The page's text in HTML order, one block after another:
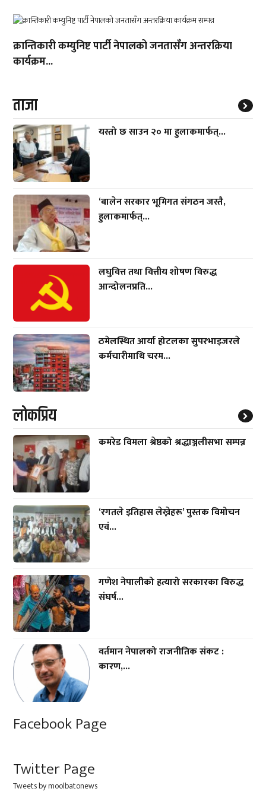
क्रान्तिकारी कम्युनिष्ट पार्टी नेपालको जनतासँग अन्तरक्रिया
कार्यक्रम...
ताजा
यस्तो छ साउन २० मा हुलाकमार्फत्...
‘बालेन सरकार भूमिगत संगठन जस्तै,
हुलाकमार्फत्...
लघुवित्त तथा वित्तीय शोषण विरुद्ध
आन्दोलनप्रति...
ठमेलस्थित आर्या होटलका सुपरभाइजरले
कर्मचारीमाथि चरम...
लाेकप्रिय
कमरेड विमला श्रेष्ठको श्रद्धाञ्जलीसभा सम्पन्न
‘रगतले इतिहास लेख्नेहरू’ पुस्तक विमोचन
एवं...
गणेश नेपालीको हत्यारो सरकारका विरुद्ध
संघर्ष...
वर्तमान नेपालको राजनीतिक संकट :
कारण,...
Facebook Page
Twitter Page
Tweets by moolbatonews